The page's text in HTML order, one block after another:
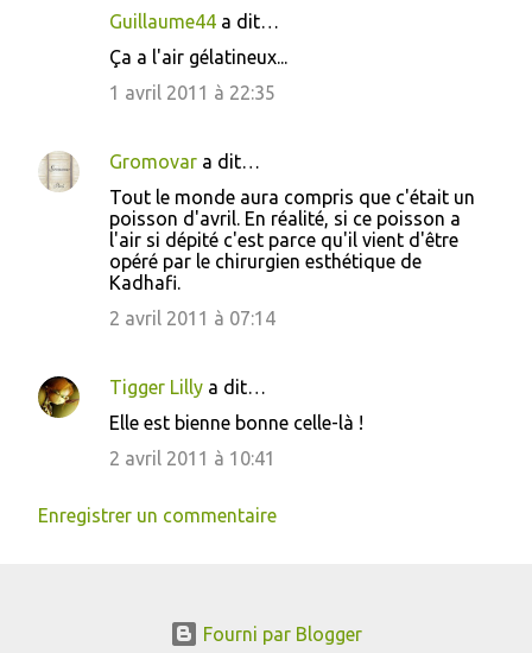
Guillaume44 a dit…
Ça a l'air gélatineux...
1 avril 2011 à 22:35
Gromovar a dit…
Tout le monde aura compris que c'était un
poisson d'avril. En réalité, si ce poisson a
l'air si dépité c'est parce qu'il vient d'être
opéré par le chirurgien esthétique de
Kadhafi.
2 avril 2011 à 07:14
Tigger Lilly a dit…
Elle est bienne bonne celle-là !
2 avril 2011 à 10:41
Enregistrer un commentaire
Fourni par Blogger